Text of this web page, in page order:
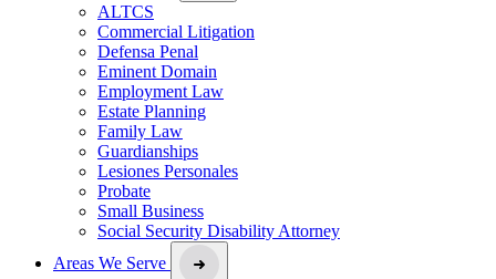
ALTCS
Commercial Litigation
Defensa Penal
Eminent Domain
Employment Law
Estate Planning
Family Law
Guardianships
Lesiones Personales
Probate
Small Business
Social Security Disability Attorney
Areas We Serve